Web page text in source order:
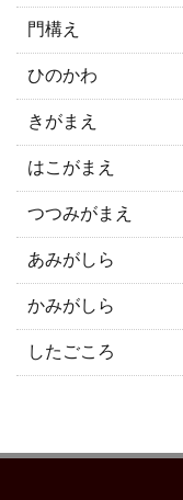
門構え
ひのかわ
きがまえ
はこがまえ
つつみがまえ
あみがしら
かみがしら
したごころ